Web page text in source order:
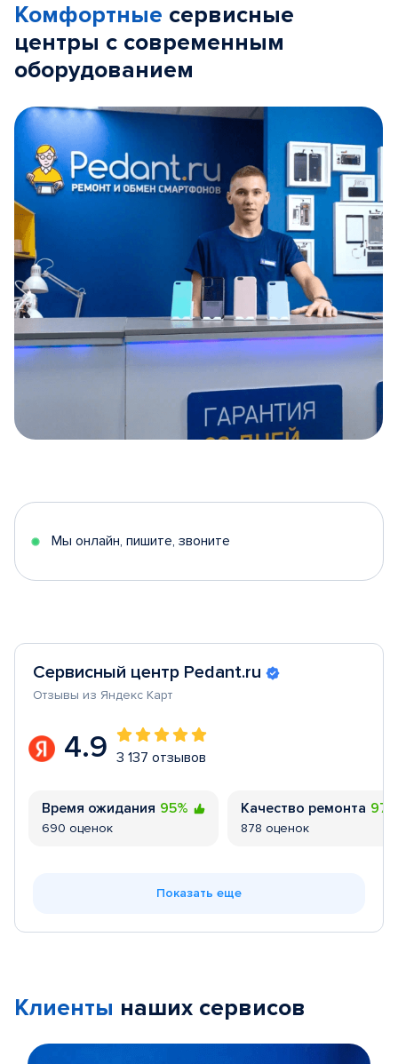
Комфортные сервисные
центры с современным
оборудованием
5
Мы онлайн, пишите, звоните
Сервисный центр Pedant.ru
Отзывы из Яндекс Карт
4.9 3 137 отзывов
Время ожидания 95%
690 оценок
Качество ремонта
878 оценок
Показать еще
Клиенты наших сервисов